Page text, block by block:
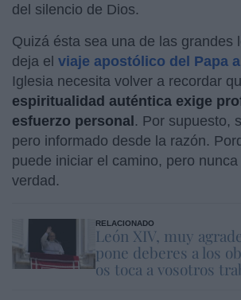
del silencio de Dios.
Quizá ésta sea una de las grandes
deja el viaje apostólico del Papa
Iglesia necesita volver a recordar
espiritualidad auténtica exige
esfuerzo personal. Por supuesto,
pero informado desde la razón.
puede iniciar el camino, pero
verdad.
RELACIONADO
León XIV, muy
pone deberes a los
os toca a vosotros